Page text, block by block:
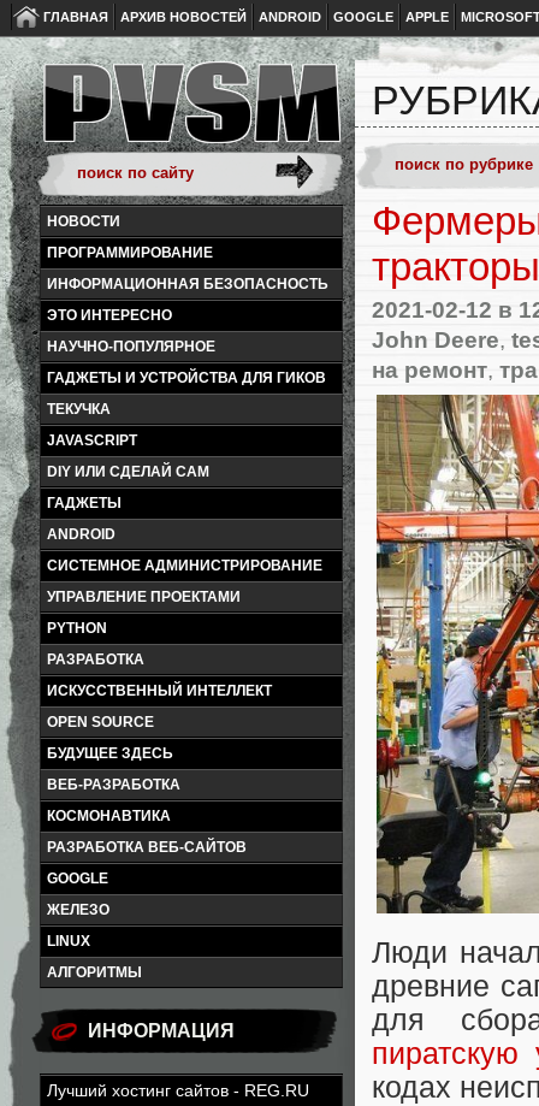
ГЛАВНАЯ АРХИВ НОВОСТЕЙ ANDROID GOOGLE APPLE
НОВОСТИ
ПРОГРАММИРОВАНИЕ
ИНФОРМАЦИОННАЯ БЕЗОПАСНОСТЬ
ЭТО ИНТЕРЕСНО
НАУЧНО-ПОПУЛЯРНОЕ
ГАДЖЕТЫ И УСТРОЙСТВА ДЛЯ ГИКОВ
ТЕКУЧКА
JAVASCRIPT
DIY ИЛИ СДЕЛАЙ САМ
ГАДЖЕТЫ
ANDROID
СИСТЕМНОЕ АДМИНИСТРИРОВАНИЕ
УПРАВЛЕНИЕ ПРОЕКТАМИ
PYTHON
РАЗРАБОТКА
ИСКУССТВЕННЫЙ ИНТЕЛЛЕКТ
OPEN SOURCE
БУДУЩЕЕ ЗДЕСЬ
ВЕБ-РАЗРАБОТКА
КОСМОНАВТИКА
РАЗРАБОТКА ВЕБ-САЙТОВ
GOOGLE
ЖЕЛЕЗО
LINUX
АЛГОРИТМЫ
ИНФОРМАЦИЯ
Лучший хостинг сайтов - REG.RU
2021-02-12 в
John Deere,
на ремонт,
Люди
древние
для
пиратскую
кодах